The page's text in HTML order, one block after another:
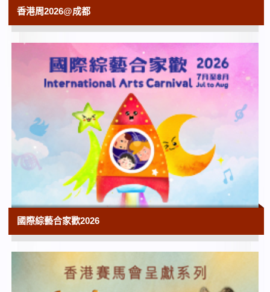
粵藝遠洋──沐文堂廣東及外銷藝術捐贈展
香港藝術館 | 展期由2026年5月29日
10:00
由重讀到重逢──再遇館藏中國書畫（第一
香港藝術館 | 展期由2026年6月26日
香港流行文化節2026：幸會25歲──香港電
影資料館珍藏展（香港電影資料館二十五周
年誌慶節目）
香港電影資料館 | 展覽至2027年3月29日
10:00
花韻詩情：趙少昂花卉與自寫詩選
香港電影資料館‧25搜影禮（香港電影資料
館二十五周年誌慶節目）
香港周2026@成都
國際綜藝合家歡2026